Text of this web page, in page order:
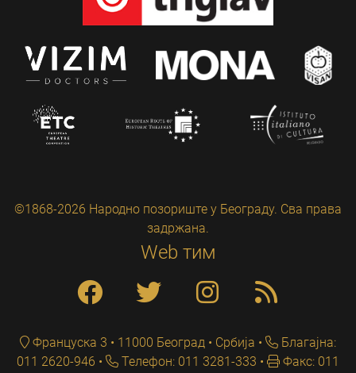
©1868-2026 Народно позориште у Београду. Сва права
задржана.
Web тим
Француска 3 • 11000 Београд • Србија
Благајна:
011 2620-946
Телефон: 011 3281-333 Факс: 011